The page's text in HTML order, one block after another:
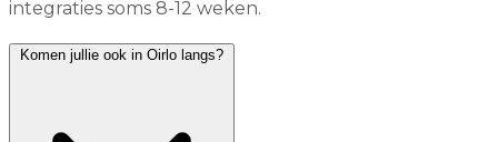
integraties soms 8-12 weken.
Komen jullie ook in Oirlo langs?